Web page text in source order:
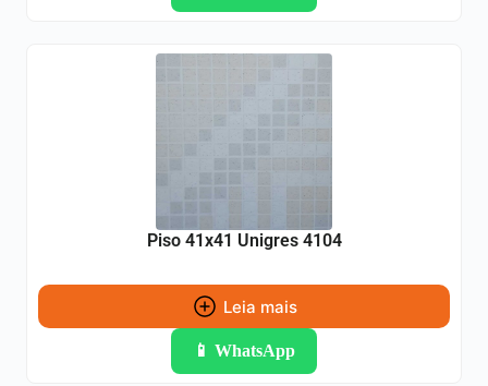
Piso 41x41 Unigres 4104
Leia mais
📱 WhatsApp